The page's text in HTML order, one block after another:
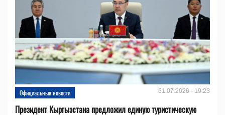
Официальные новости 31.07.2026 - 19:23
Президент Кыргызстана предложил единую туристическую